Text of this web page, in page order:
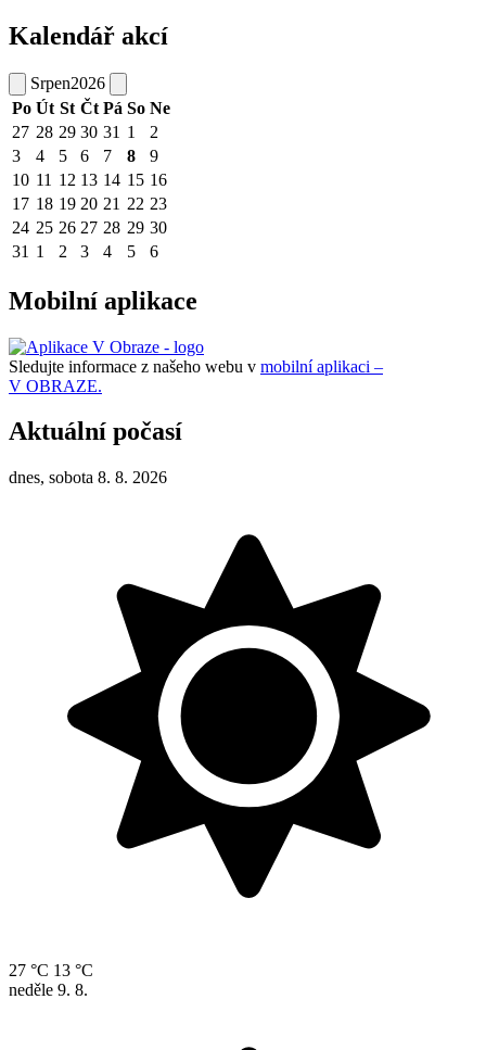
Kalendář akcí
Srpen2026
Po Út St Čt Pá So Ne
27 28 29 30 31 1
2
3
4 5 6 7 8
9
10 11 12 13 14 15 16
17 18 19 20 21 22 23
24 25 26 27 28 29 30
31 1 2 3 4 5 6
Mobilní aplikace
Sledujte informace z našeho webu v mobilní aplikaci –
V OBRAZE.
Aktuální počasí
dnes, sobota 8. 8. 2026
27 °C 13 °C
neděle 9. 8.